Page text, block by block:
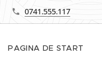
0741.555.117
PAGINA DE START